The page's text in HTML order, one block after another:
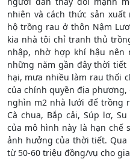
nhiên và cách thức sản
hộ trồng rau ở thôn Nậm
kia nhà tôi chỉ tranh thủ
nhập, nhờ hợp khí hậu nên
những năm gần đây thời
hại, mưa nhiều làm rau thối
của chính quyền địa
nghìn m2 nhà lưới để trồng
Cà chua, Bắp cải, Súp lơ,
của mô hình này là hạn chế
ảnh hưởng của thời tiết.
từ 50-60 triệu đồng/vụ cho